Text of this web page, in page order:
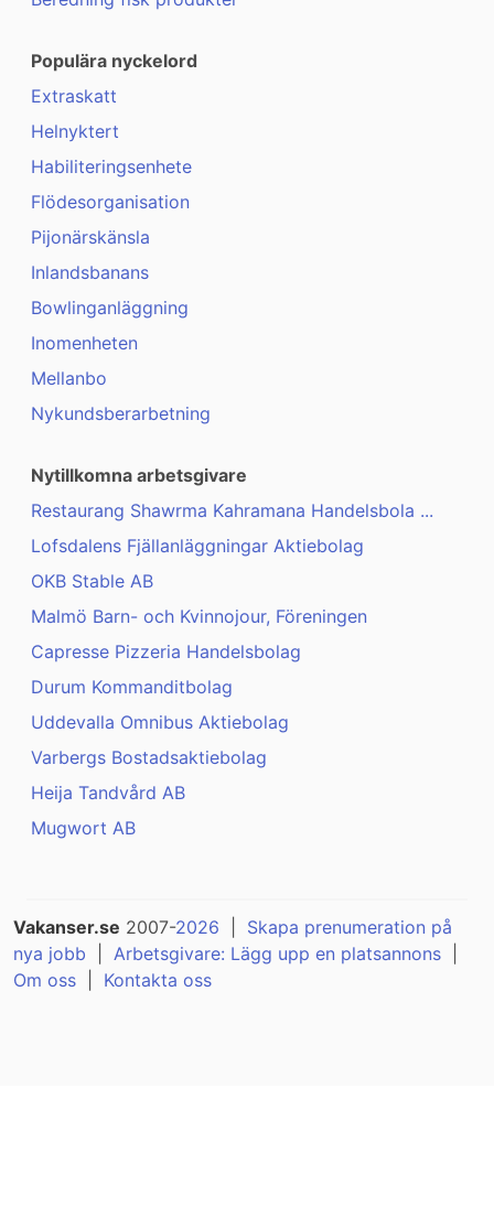
Populära nyckelord
Extraskatt
Helnyktert
Habiliteringsenhete
Flödesorganisation
Pijonärskänsla
Inlandsbanans
Bowlinganläggning
Inomenheten
Mellanbo
Nykundsberarbetning
Nytillkomna arbetsgivare
Restaurang Shawrma Kahramana Handelsbola ...
Lofsdalens Fjällanläggningar Aktiebolag
OKB Stable AB
Malmö Barn- och Kvinnojour, Föreningen
Capresse Pizzeria Handelsbolag
Durum Kommanditbolag
Uddevalla Omnibus Aktiebolag
Varbergs Bostadsaktiebolag
Heija Tandvård AB
Mugwort AB
Vakanser.se 2007-2026
Skapa prenumeration på
nya jobb
Arbetsgivare: Lägg upp en platsannons
Om oss
Kontakta oss